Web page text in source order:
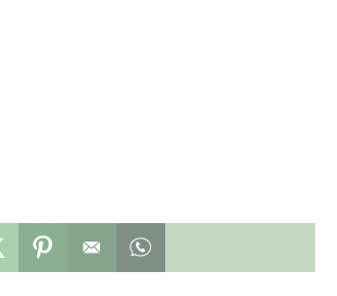
aan favorieten
dit op facebook
Deel dit op twitter
Deel dit op pinterest